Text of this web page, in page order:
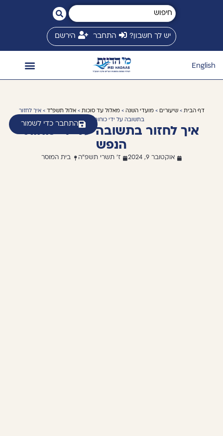
יש לך חשבון? התחבר הירשם
English
דף הבית >שיעורים >מועדי השנה >מאלול עד סוכות >אלול תשפ"ד > איך לחזור
בתשובה על ידי כוחות הנפש
איך לחזור בתשובה על ידי כוחות
הנפש
אוקטובר 9, 2024 ז' תשרי תשפ"ה בית המוסר
התחבר כדי לשמור